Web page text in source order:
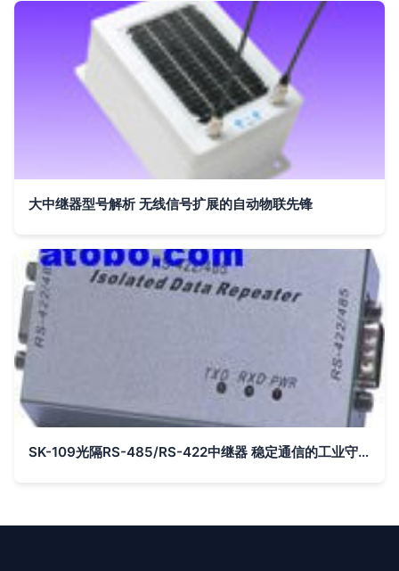
大中继器型号解析 无线信号扩展的自动物联先锋
SK-109光隔RS-485/RS-422中继器 稳定通信的工业守护者